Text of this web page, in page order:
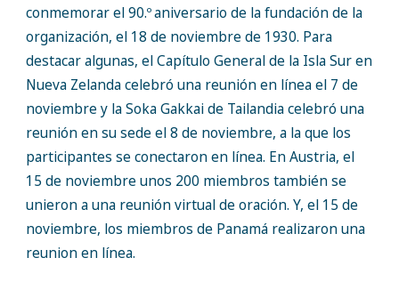
conmemorar el 90.ºaniversario de la fundación de la
organización, el 18 de noviembre de 1930. Para
destacar algunas, el Capítulo General de la Isla Sur en
Nueva Zelanda celebró una reunión en línea el 7 de
noviembre y la Soka Gakkai de Tailandia celebró una
reunión en su sede el 8 de noviembre, a la que los
participantes se conectaron en línea. En Austria, el
15 de noviembre unos 200 miembros también se
unieron a una reunión virtual de oración. Y, el 15 de
noviembre, los miembros de Panamá realizaron una
reunion en línea.